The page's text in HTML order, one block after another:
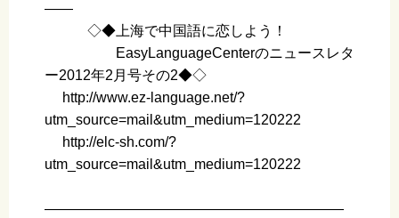
——
◇◆上海で中国語に恋しよう！
EasyLanguageCenterのニュースレタ
ー2012年2月号その2◆◇
http://www.ez-language.net/?
utm_source=mail&utm_medium=120222
http://elc-sh.com/?
utm_source=mail&utm_medium=120222
—————————————————————